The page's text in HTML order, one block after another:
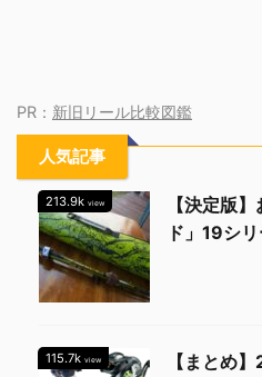
PR： 新旧リール比較図鑑
人気記事
213.9k view
【決定版
ド」19シ
115.7k view
【まとめ